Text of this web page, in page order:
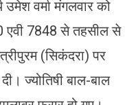
वर्मा मंगलवार को
एवी 7848 से तहसील से
(सिकंदरा) पर
ज्योतिषी बाल-बाल